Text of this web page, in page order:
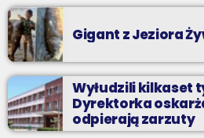
Gigant z Jeziora
Wyłudzili kilkaset
Dyrektorka
odpierają zarzuty